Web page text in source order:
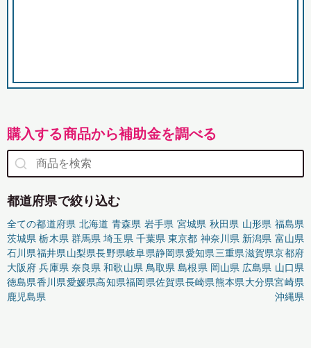
購入する商品から補助金を調べる
都道府県で絞り込む
全ての都道府県 北海道 青森県 岩手県 宮城県 秋田県 山形県 福島県
茨城県 栃木県 群馬県 埼玉県 千葉県 東京都 神奈川県 新潟県 富山県
石川県福井県山梨県長野県岐阜県静岡県愛知県三重県滋賀県京都府
大阪府 兵庫県 奈良県 和歌山県 鳥取県 島根県 岡山県 広島県 山口県
徳島県香川県愛媛県高知県福岡県佐賀県長崎県熊本県大分県宮崎県
鹿児島県
沖縄県